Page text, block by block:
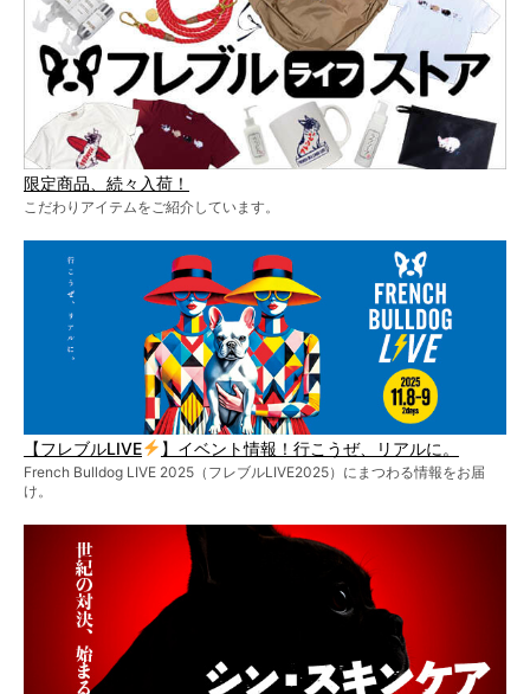
限定商品、続々入荷！
こだわりアイテムをご紹介しています。
【フレブルLIVE 】イベント情報！行こうぜ、リアルに。
French Bulldog LIVE 2025（フレブルLIVE2025）にまつわる情報をお届
け。